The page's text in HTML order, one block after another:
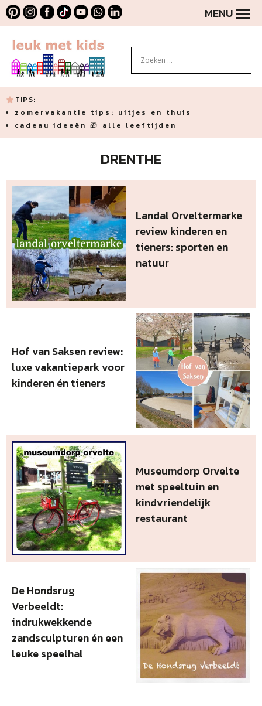
MENU
TIPS:
zomervakantie tips: uitjes en thuis
cadeau ideeën 🎁 alle leeftijden
DRENTHE
Landal Orveltermarke
review kinderen en
tieners: sporten en
natuur
Hof van Saksen review:
luxe vakantiepark voor
kinderen én tieners
Museumdorp Orvelte
met speeltuin en
kindvriendelijk
restaurant
De Hondsrug
Verbeeldt:
indrukwekkende
zandsculpturen én een
leuke speelhal